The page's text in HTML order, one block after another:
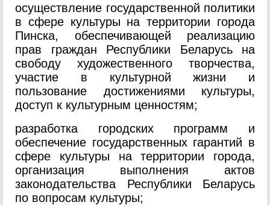
осуществление государственной политики
в сфере культуры на территории города
Пинска, обеспечивающей реализацию
прав граждан Республики Беларусь на
свободу художественного творчества,
участие в культурной жизни и
пользование достижениями культуры,
доступ к культурным ценностям;
разработка городских программ и
обеспечение государственных гарантий в
сфере культуры на территории города,
организация выполнения актов
законодательства Республики Беларусь
по вопросам культуры;